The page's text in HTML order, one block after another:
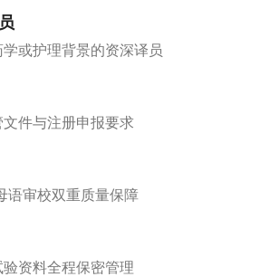
或护理背景的资深译员
件与注册申报要求
语审校双重质量保障
资料全程保密管理